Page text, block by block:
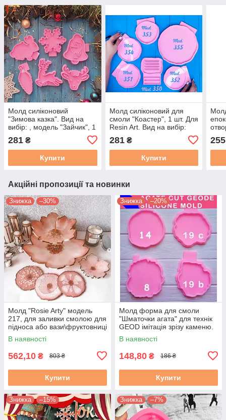
Молд силіконовий
"Зимова казка". Вид на
вибір: , модель "Зайчик", 1
281 ₴
Купити
Молд силіконовий для
смоли "Коастер", 1 шт. Для
Resin Art. Вид на вибір:
мод. 351, мод. 352, мод.
353
281₴
Купити
255
Акційні пропозиції та новинки
Знижка –30%
Молд "Rosie Arty" модель
217, для заливки смолою для
підноса або вази\фруктовниці
ResinArt, Geode,
В наявності
562,10 ₴ 803 ₴
Купити
Знижка –20%
Молд форма для смоли
"Шматочки агата" для технік
GEOD імітація зрізу каменю.
Модель з 19
В наявності
148,80 ₴ 186 ₴
Купити
Знижка –15% Знижка –7%